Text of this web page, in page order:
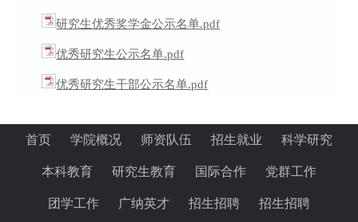
研究生优秀奖学金公示名单.pdf
优秀研究生公示名单.pdf
优秀研究生干部公示名单.pdf
首页 学院概况 师资队伍 招生就业 科学研究
本科教育 研究生教育 国际合作 党群工作
团学工作 广纳英才 招生招聘 招生招聘